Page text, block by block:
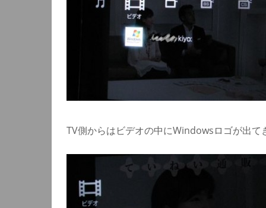
TV側からはビデオの中にWindowsロゴが出て